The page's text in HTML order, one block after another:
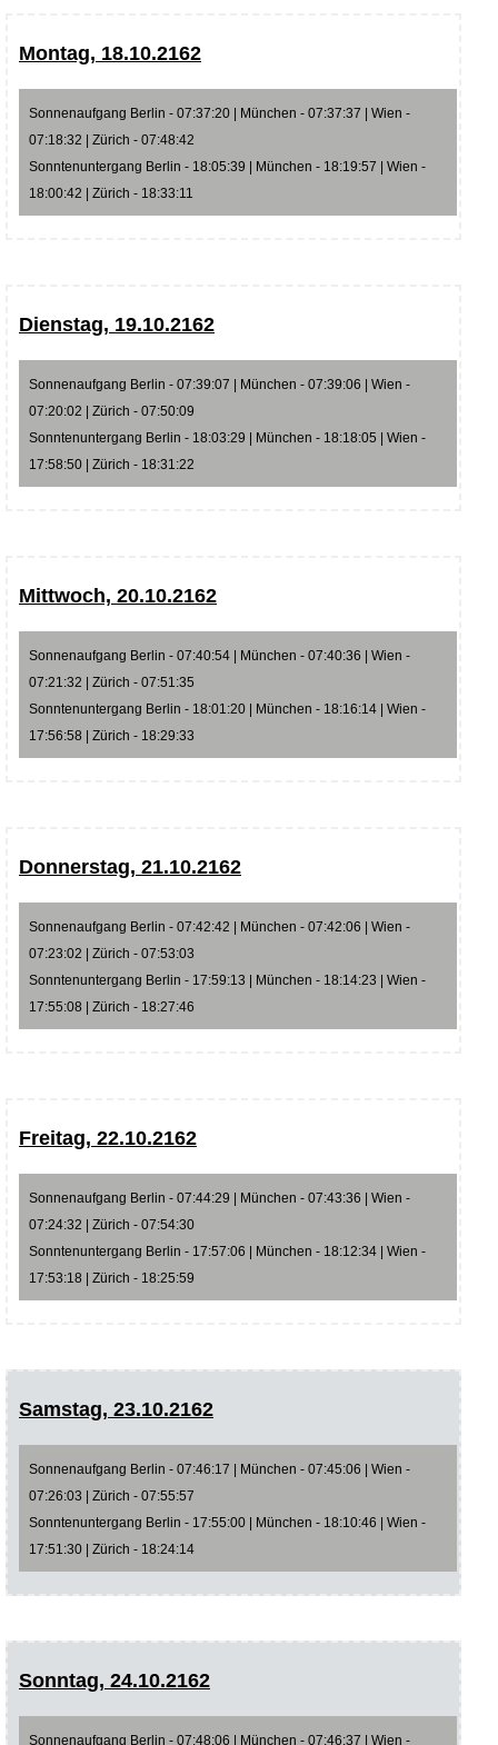
Montag, 18.10.2162
Sonnenaufgang Berlin - 07:37:20 | München - 07:37:37 | Wien -
07:18:32 | Zürich - 07:48:42
Sonntenuntergang Berlin - 18:05:39 | München - 18:19:57 | Wien -
18:00:42 | Zürich - 18:33:11
Dienstag, 19.10.2162
Sonnenaufgang Berlin - 07:39:07 | München - 07:39:06 | Wien -
07:20:02 | Zürich - 07:50:09
Sonntenuntergang Berlin - 18:03:29 | München - 18:18:05 | Wien -
17:58:50 | Zürich - 18:31:22
Mittwoch, 20.10.2162
Sonnenaufgang Berlin - 07:40:54 | München - 07:40:36 | Wien -
07:21:32 | Zürich - 07:51:35
Sonntenuntergang Berlin - 18:01:20 | München - 18:16:14 | Wien -
17:56:58 | Zürich - 18:29:33
Donnerstag, 21.10.2162
Sonnenaufgang Berlin - 07:42:42 | München - 07:42:06 | Wien -
07:23:02 | Zürich - 07:53:03
Sonntenuntergang Berlin - 17:59:13 | München - 18:14:23 | Wien -
17:55:08 | Zürich - 18:27:46
Freitag, 22.10.2162
Sonnenaufgang Berlin - 07:44:29 | München - 07:43:36 | Wien -
07:24:32 | Zürich - 07:54:30
Sonntenuntergang Berlin - 17:57:06 | München - 18:12:34 | Wien -
17:53:18 | Zürich - 18:25:59
Samstag, 23.10.2162
Sonnenaufgang Berlin - 07:46:17 | München - 07:45:06 | Wien -
07:26:03 | Zürich - 07:55:57
Sonntenuntergang Berlin - 17:55:00 | München - 18:10:46 | Wien -
17:51:30 | Zürich - 18:24:14
Sonntag, 24.10.2162
Sonnenaufgang Berlin - 07:48:06 | München - 07:46:37 | Wien -